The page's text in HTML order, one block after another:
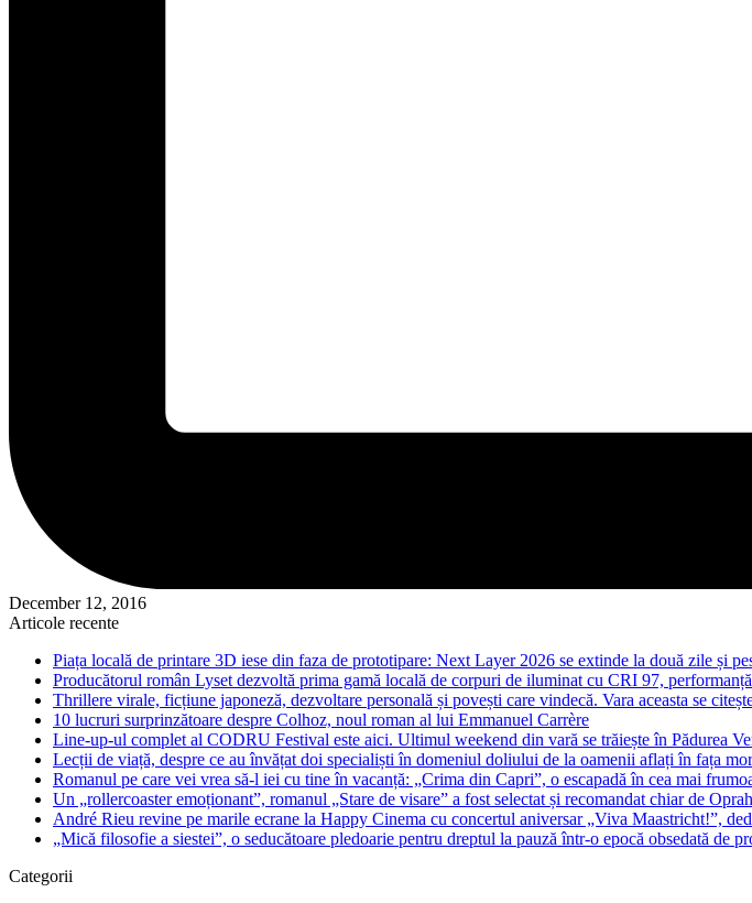
December 12, 2016
Articole recente
Piața locală de printare 3D iese din faza de prototipare: Next Layer 2026 se extinde la două zile și
Producătorul român Lyset dezvoltă prima gamă locală de corpuri de iluminat cu CRI 97,
Thrillere virale, ficțiune japoneză, dezvoltare personală și povești care vindecă. Vara aceasta se
10 lucruri surprinzătoare despre Colhoz, noul roman al lui Emmanuel Carrère
Line-up-ul complet al CODRU Festival este aici. Ultimul weekend din vară se trăiește în Pădurea
Lecții de viață, despre ce au învățat doi specialiști în domeniul doliului de la oamenii aflați în fața
Romanul pe care vei vrea să-l iei cu tine în vacanță: „Crima din Capri”, o escapadă în cea mai
Un „rollercoaster emoționant”, romanul „Stare de visare” a fost selectat și recomandat chiar de
André Rieu revine pe marile ecrane la Happy Cinema cu concertul aniversar „Viva Maastricht!”,
„Mică filosofie a siestei”, o seducătoare pledoarie pentru dreptul la pauză într-o epocă obsedată de
Categorii